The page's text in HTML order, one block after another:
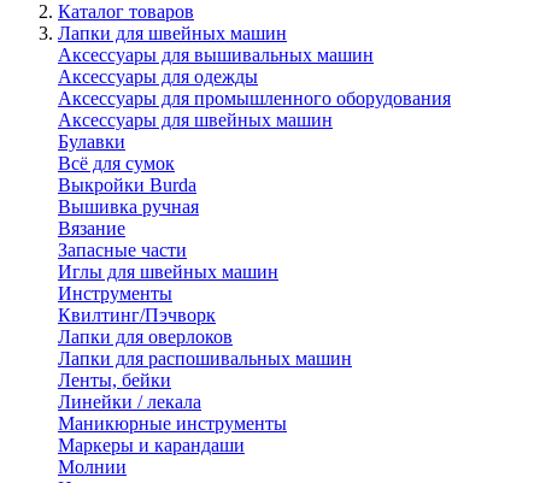
Каталог товаров
Лапки для швейных машин
Аксессуары для вышивальных машин
Аксессуары для одежды
Аксессуары для промышленного оборудования
Аксессуары для швейных машин
Булавки
Всё для сумок
Выкройки Burda
Вышивка ручная
Вязание
Запасные части
Иглы для швейных машин
Инструменты
Квилтинг/Пэчворк
Лапки для оверлоков
Лапки для распошивальных машин
Ленты, бейки
Линейки / лекала
Маникюрные инструменты
Маркеры и карандаши
Молнии